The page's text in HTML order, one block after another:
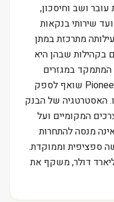
ושב וחיסכון,
שירותי בנקאות
מתרכזת במתן
בקהילות שבהן היא
המתמקד במגזרים
ספציפיים. עם 22 סניפים, Pioneer Bank שואף לספק
האסטרטגיה של הבנק
המקומיים ועל
מנסה להתחרות
ספציפית וממוקדת.
הנוכחי שלה, כ-0.4 מיליארד דולר, משקף את